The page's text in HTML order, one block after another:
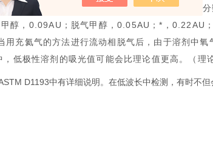
，等于纯溶剂的吸光度乘以流动相B溶剂的体积
醇，0.09AU；脱气甲醇，0.05AU；*，0.22AU
充氦气的方法进行流动相脱气后，由于溶剂中氧
低极性溶剂的吸光值可能会比理论值更高。（理
D1193中有详细说明。在低波长中检测，有时不